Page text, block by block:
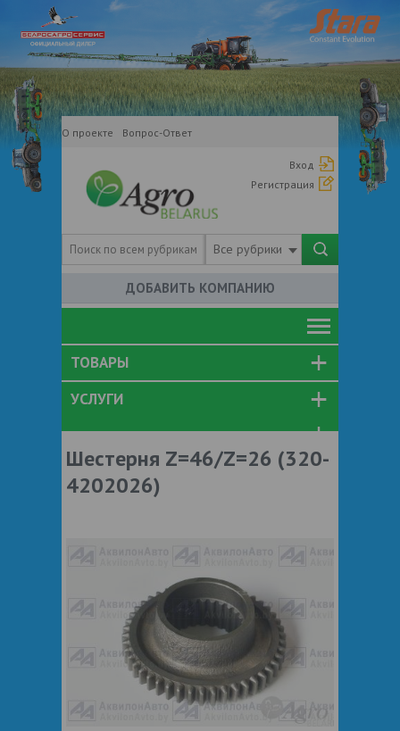
О проекте Вопрос-Ответ
Вход
Регистрация
Все рубрики
ДОБАВИТЬ КОМПАНИЮ
ТОВАРЫ
УСЛУГИ
Шестерня Z=46/Z=26 (320-
4202026)